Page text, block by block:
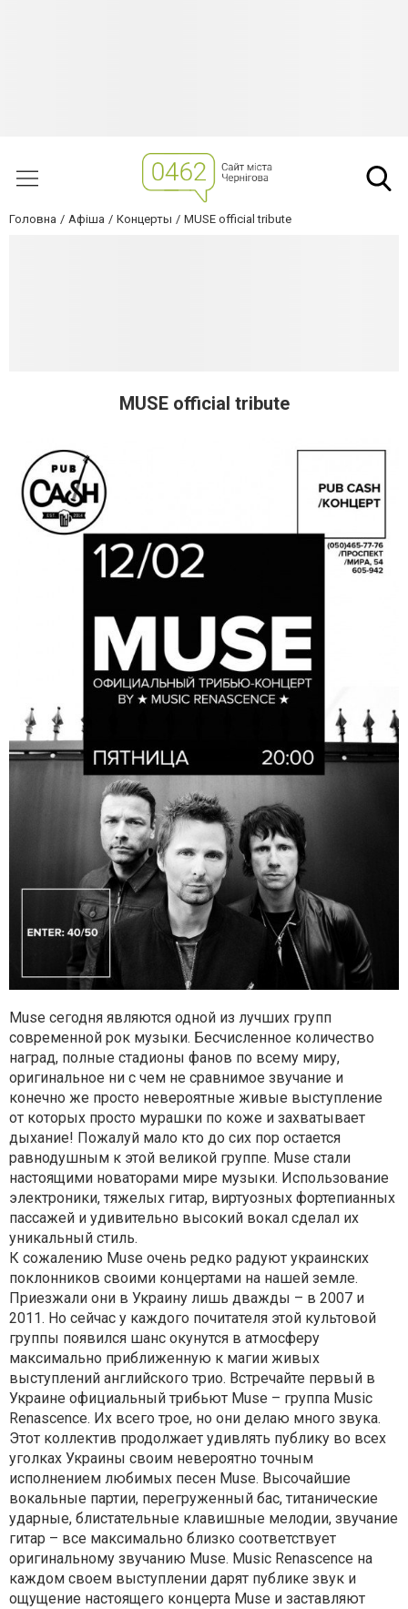
Головна Афіша Концерты MUSE official tribute
MUSE official tribute
Muse сегодня являются одной из лучших групп
современной рок музыки. Бесчисленное количество
наград, полные стадионы фанов по всему миру,
оригинальное ни с чем не сравнимое звучание и
конечно же просто невероятные живые выступление
от которых просто мурашки по коже и захватывает
дыхание! Пожалуй мало кто до сих пор остается
равнодушным к этой великой группе. Muse стали
настоящими новаторами мире музыки. Использование
электроники, тяжелых гитар, виртуозных фортепианных
пассажей и удивительно высокий вокал сделал их
уникальный стиль.
К сожалению Muse очень редко радуют украинских
поклонников своими концертами на нашей земле.
Приезжали они в Украину лишь дважды – в 2007 и
2011. Но сейчас у каждого почитателя этой культовой
группы появился шанс окунутся в атмосферу
максимально приближенную к магии живых
выступлений английского трио. Встречайте первый в
Украине официальный трибьют Muse – группа Music
Renascence. Их всего трое, но они делаю много звука.
Этот коллектив продолжает удивлять публику во всех
уголках Украины своим невероятно точным
исполнением любимых песен Muse. Высочайшие
вокальные партии, перегруженный бас, титанические
ударные, блистательные клавишные мелодии, звучание
гитар – все максимально близко соответствует
оригинальному звучанию Muse. Music Renascence на
каждом своем выступлении дарят публике звук и
ощущение настоящего концерта Muse и заставляют